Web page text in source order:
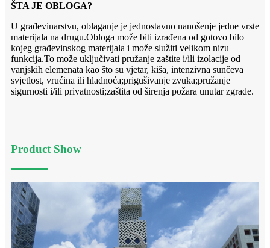
ŠTA JE OBLOGA?
U građevinarstvu, oblaganje je jednostavno nanošenje jedne vrste
materijala na drugu.Obloga može biti izrađena od gotovo bilo
kojeg građevinskog materijala i može služiti velikom nizu
funkcija.To može uključivati ​​pružanje zaštite i/ili izolacije od
vanjskih elemenata kao što su vjetar, kiša, intenzivna sunčeva
svjetlost, vrućina ili hladnoća;prigušivanje zvuka;pružanje
sigurnosti i/ili privatnosti;zaštita od širenja požara unutar zgrade.
Product Show